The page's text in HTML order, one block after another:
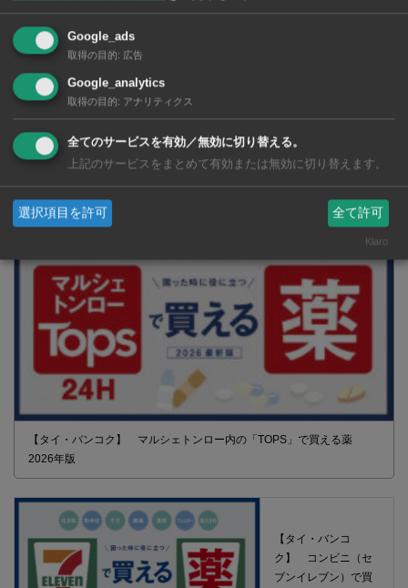
2026年版 タイの鉄道事情 電車でGO！
【タイ・バンコク】 マルシェトンロー内の「TOPS」で買える薬
2026年版
【タイ・バンコ
ク】 コンビニ（セ
ブンイレブン）で買
Google_ads
取得の目的: 広告
Google_analytics
取得の目的: アナリティクス
全てのサービスを有効／無効に切り替える。
上記のサービスをまとめて有効または無効に切り替えます。
選択項目を許可 全て許可
Klaro